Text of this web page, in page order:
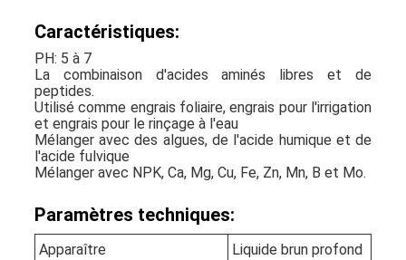
Caractéristiques:
PH: 5 à 7
La combinaison d'acides aminés libres et de
peptides.
Utilisé comme engrais foliaire, engrais pour l'irrigation
et engrais pour le rinçage à l'eau
Mélanger avec des algues, de l'acide humique et de
l'acide fulvique
Mélanger avec NPK, Ca, Mg, Cu, Fe, Zn, Mn, B et Mo.
Paramètres techniques:
Apparaître
Liquide brun profond